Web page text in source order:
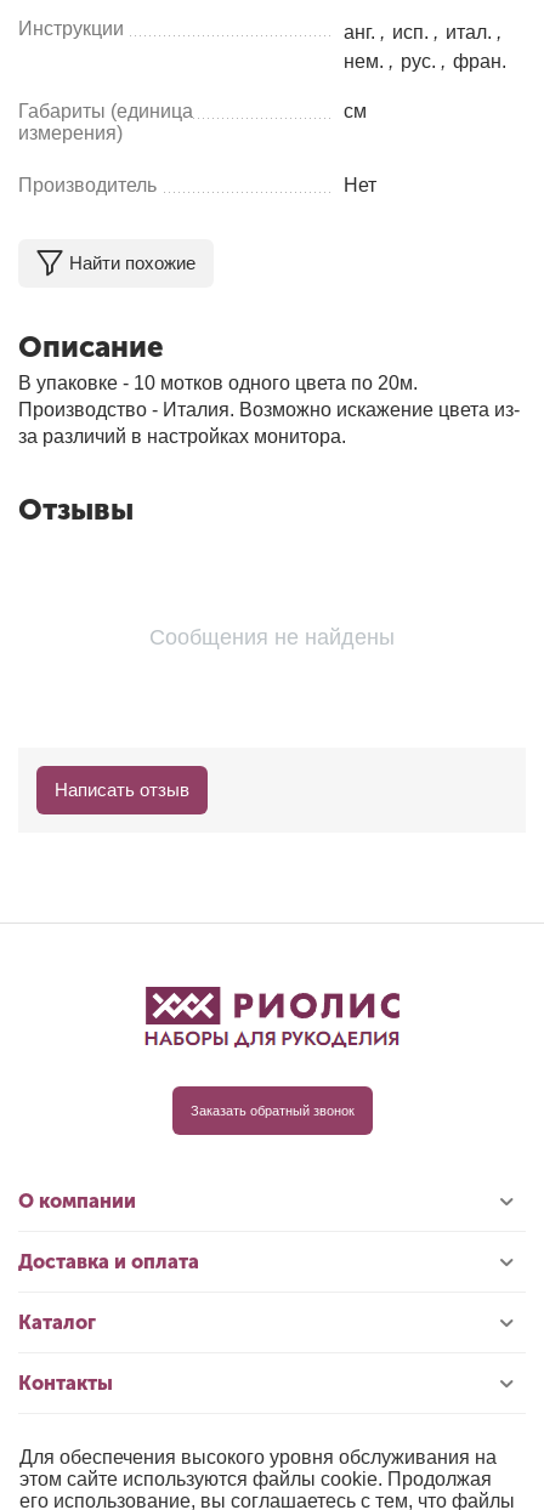
Инструкции анг. , исп. , итал. ,
нем. , рус. , фран.
Габариты (единица
измерения)
см
Производитель Нет
Найти похожие
Описание
В упаковке - 10 мотков одного цвета по 20м.
Производство - Италия. Возможно искажение цвета из-
за различий в настройках монитора.
Отзывы
Сообщения не найдены
Написать отзыв
Заказать обратный звонок
О компании
Доставка и оплата
Каталог
Контакты
© 1996-2026 «РИОЛИС»
Для обеспечения высокого уровня обслуживания на
этом сайте используются файлы cookie. Продолжая
его использование, вы соглашаетесь с тем, что файлы